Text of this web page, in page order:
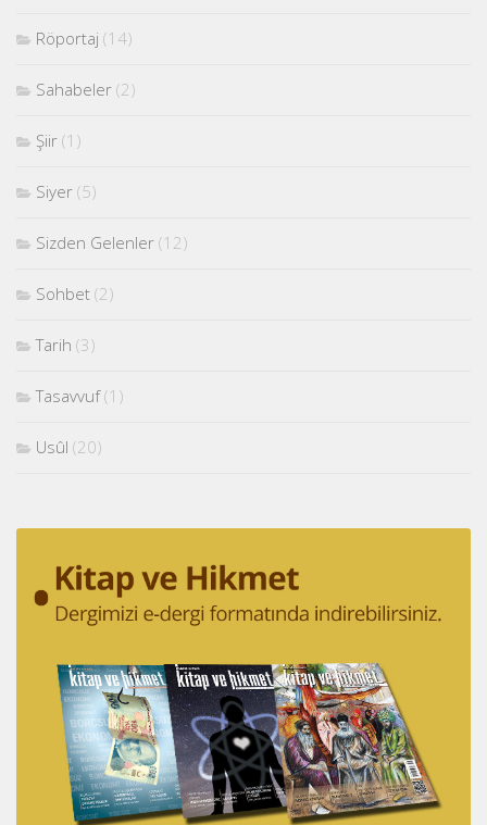
Röportaj (14)
Sahabeler (2)
Şiir (1)
Siyer (5)
Sizden Gelenler (12)
Sohbet (2)
Tarih (3)
Tasavvuf(1)
Usûl (20)